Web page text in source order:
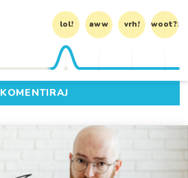
lol! aww vrh! woot?!
KOMENTIRAJ